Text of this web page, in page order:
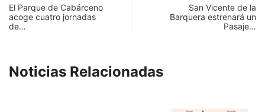
El Parque de Cabárceno
acoge cuatro jornadas
de…
San Vicente de la
Barquera estrenará un
Pasaje…
Noticias Relacionadas